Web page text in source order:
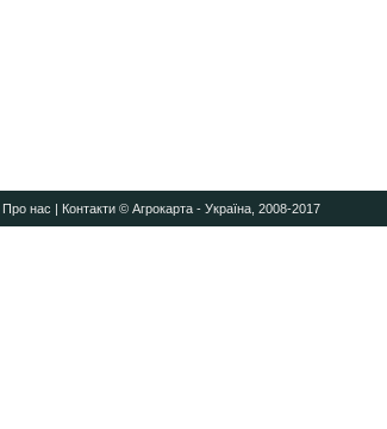
Про нас | Контакти© Агрокарта - Україна, 2008-2017